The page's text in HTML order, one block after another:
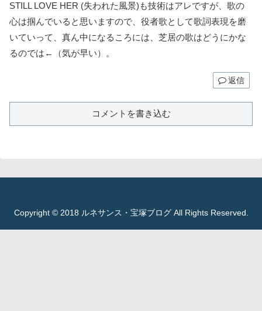
STILL LOVE HER (失われた風景)も技術はアレですが、歌の
心は掴んでいると思いますので、役者歌として歌詞表現を磨
いていって、真ん中になるころには、芝居の歌はどうにかな
るのでは←（気が早い）。
返信
コメントを書き込む
Copyright © 2018 ルネサンス・宝塚ブログ All Rights Reserved.